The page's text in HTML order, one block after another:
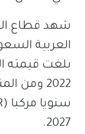
شهد قطاع
العربية
2022
2027.